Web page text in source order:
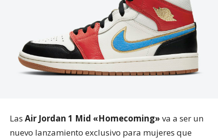
Las Air Jordan 1 Mid «Homecoming» va a ser un
nuevo lanzamiento exclusivo para mujeres que